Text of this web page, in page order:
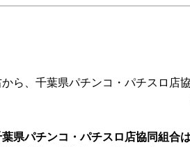
から、千葉県パチンコ・パチスロ店
葉県パチンコ・パチスロ店協同組合